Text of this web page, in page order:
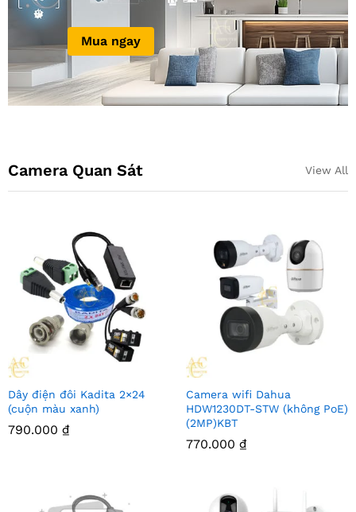
Mua ngay
Camera Quan Sát View All
Dây điện đôi Kadita 2×24
(cuộn màu xanh)
790.000 ₫
Camera wifi Dahua
HDW1230DT-STW (không PoE)
(2MP)KBT
770.000 ₫